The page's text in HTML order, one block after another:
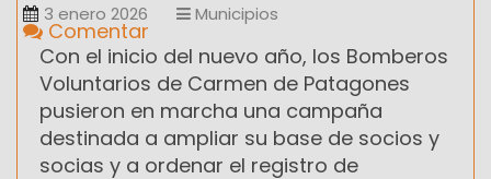
3 enero 2026 Municipios
Comentar
Con el inicio del nuevo año, los Bomberos
Voluntarios de Carmen de Patagones
pusieron en marcha una campaña
destinada a ampliar su base de socios y
socias y a ordenar el registro de